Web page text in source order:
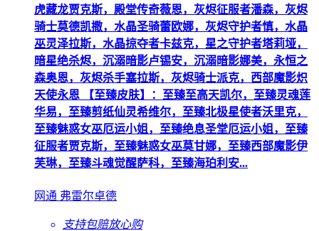
虎藏龙贾克斯，殿堂传奇薇恩，灰烬征服者潘森，灰烬
骑士莫德凯撒，水晶圣骑蕾欧娜，灰烬守护者慎，水晶
巫灵泽拉斯，水晶掠夺者卡兹克，星之守护者塔莉垭，
暗星绝杀烬，沉溺暗影卢锡安，沉溺暗影娜美，永恒之
森奥恩，灰烬杀手塞拉斯，灰烬骑士派克，西部魔影炽
天使永恩 【至臻皮肤】：至臻至高天凯尔，至臻灵魂莲
华易，至臻剪纸仙灵希维尔，至臻北极星使者沃里克，
至臻魅惑女巫厄运小姐，至臻绝息圣堂厄运小姐，至臻
征服者贾克斯，至臻魅惑女巫莫甘娜，至臻西部魔影伊
芙琳，至臻斗魂觉醒萨科，至臻海珀利安...
网通 弗雷尔卓德
支持包赔放心购